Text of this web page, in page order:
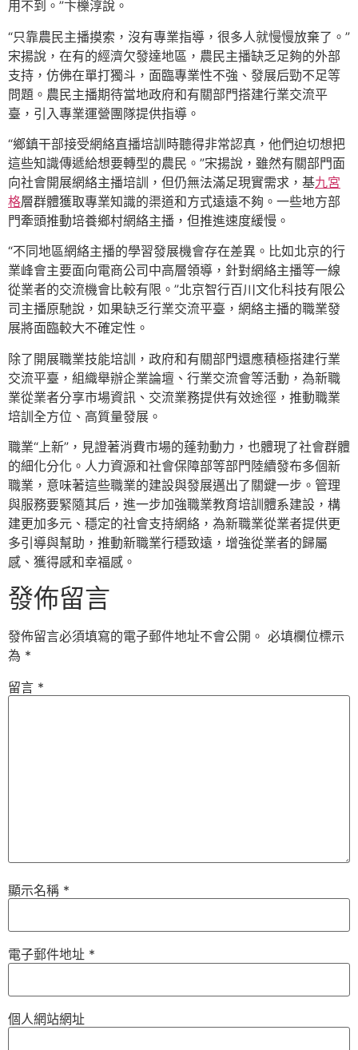
用不到。”卞櫟淳說。
“只靠農民主播摸索，沒有專業指導，很多人就慢慢放棄了。”
宋揚說，在有的經濟欠發達地區，農民主播缺乏足夠的外部
支持，仿佛在單打獨斗，面臨專業性不強、發展后勁不足等
問題。農民主播期待當地政府和有關部門搭建行業交流平
臺，引入專業運營團隊提供指導。
“鄉鎮干部接受網絡直播培訓時聽得非常認真，他們迫切想把
這些知識傳遞給想要轉型的農民。”宋揚說，雖然有關部門面
向社會開展網絡主播培訓，但仍無法滿足現實需求，基九宮
格層群體獲取專業知識的渠道和方式遠遠不夠。一些地方部
門牽頭推動培養鄉村網絡主播，但推進速度緩慢。
“不同地區網絡主播的學習發展機會存在差異。比如北京的行
業峰會主要面向電商公司中高層領導，針對網絡主播等一線
從業者的交流機會比較有限。”北京智行百川文化科技有限公
司主播原馳說，如果缺乏行業交流平臺，網絡主播的職業發
展將面臨較大不確定性。
除了開展職業技能培訓，政府和有關部門還應積極搭建行業
交流平臺，組織舉辦企業論壇、行業交流會等活動，為新職
業從業者分享市場資訊、交流業務提供有效途徑，推動職業
培訓全方位、高質量發展。
職業“上新”，見證著消費市場的蓬勃動力，也體現了社會群體
的細化分化。人力資源和社會保障部等部門陸續發布多個新
職業，意味著這些職業的建設與發展邁出了關鍵一步。管理
與服務要緊隨其后，進一步加強職業教育培訓體系建設，構
建更加多元、穩定的社會支持網絡，為新職業從業者提供更
多引導與幫助，推動新職業行穩致遠，增強從業者的歸屬
感、獲得感和幸福感。
發佈留言
發佈留言必須填寫的電子郵件地址不會公開。 必填欄位標示
為 *
留言 *
顯示名稱 *
電子郵件地址 *
個人網站網址